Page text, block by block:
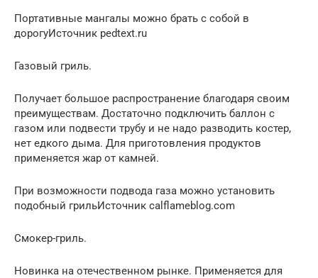
Портативные мангалы можно брать с собой в
дорогуИсточник pedtext.ru
Газовый гриль.
Получает большое распространение благодаря своим
преимуществам. Достаточно подключить баллон с
газом или подвести трубу и не надо разводить костер,
нет едкого дыма. Для приготовления продуктов
применяется жар от камней.
При возможности подвода газа можно установить
подобный грильИсточник calflameblog.com
Смокер-гриль.
Новинка на отечественном рынке. Применяется для